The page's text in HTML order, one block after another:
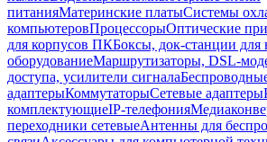
питанияМатеринские платыСистемы
компьютеровПроцессорыОптические
для корпусов ПКБоксы, док-станции для
оборудованиеМаршрутизаторы, DSL-
доступа, усилители сигнала
адаптерыКоммутаторыСетевые адаптеры
комплектующиеIP-телефония
переходники сетевыеАнтенны для